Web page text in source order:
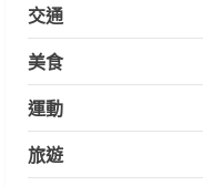
交通
美食
運動
旅遊